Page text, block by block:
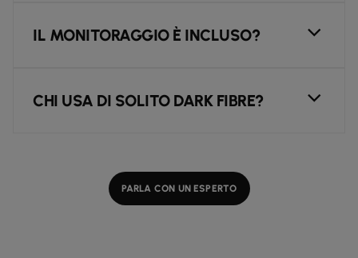
IL MONITORAGGIO È INCLUSO?
CHI USA DI SOLITO DARK FIBRE?
PARLA CON UN ESPERTO